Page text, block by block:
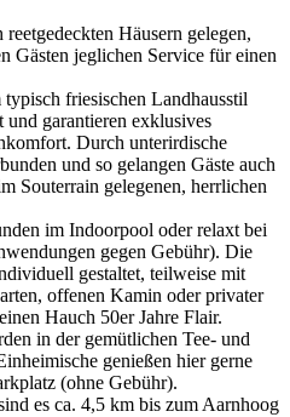
Häusern gelegen,
Gästen jeglichen Service für einen
friesischen Landhausstil
garantieren exklusives
Durch unterirdische
und so gelangen Gäste auch
Souterrain gelegenen, herrlichen
im Indoorpool oder relaxt bei
gegen Gebühr). Die
gestaltet, teilweise mit
offenen Kamin oder privater
Hauch 50er Jahre Flair.
in der gemütlichen Tee- und
genießen hier gerne
(ohne Gebühr).
es ca. 4,5 km bis zum Aarnhoog